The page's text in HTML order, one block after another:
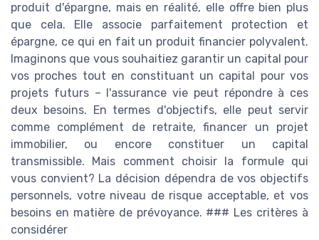
produit d'épargne, mais en réalité, elle offre bien plus
que cela. Elle associe parfaitement protection et
épargne, ce qui en fait un produit financier polyvalent.
Imaginons que vous souhaitiez garantir un capital pour
vos proches tout en constituant un capital pour vos
projets futurs – l'assurance vie peut répondre à ces
deux besoins. En termes d'objectifs, elle peut servir
comme complément de retraite, financer un projet
immobilier, ou encore constituer un capital
transmissible. Mais comment choisir la formule qui
vous convient? La décision dépendra de vos objectifs
personnels, votre niveau de risque acceptable, et vos
besoins en matière de prévoyance. ### Les critères à
considérer